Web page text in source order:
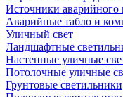
Источники аварийного
Аварийные табло и
Уличный свет
Ландшафтные
Настенные уличные
Потолочные уличные
Грунтовые светильники